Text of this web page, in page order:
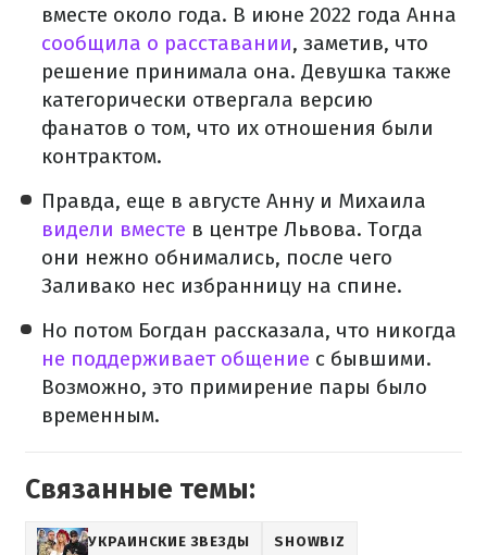
вместе около года. В июне 2022 года Анна
сообщила о расставании, заметив, что
решение принимала она. Девушка также
категорически отвергала версию
фанатов о том, что их отношения были
контрактом.
Правда, еще в августе Анну и Михаила
видели вместе в центре Львова. Тогда
они нежно обнимались, после чего
Заливако нес избранницу на спине.
Но потом Богдан рассказала, что никогда
не поддерживает общение с бывшими.
Возможно, это примирение пары было
временным.
Связанные темы:
УКРАИНСКИЕ ЗВЕЗДЫ SHOWBIZ